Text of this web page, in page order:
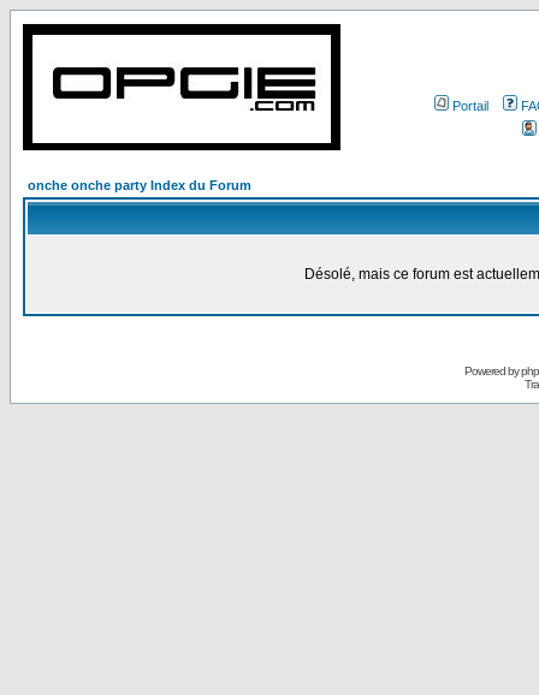
Portail
onche onche party Index du Forum
Désolé, mais ce forum est
Powered by